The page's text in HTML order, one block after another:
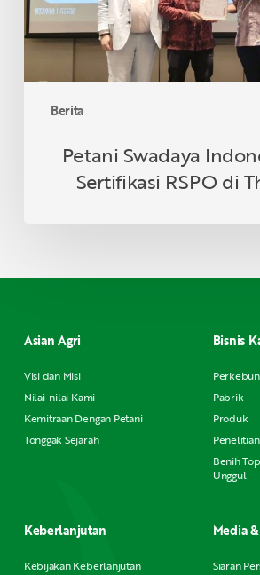
Berita
Thailand
Petani Swadaya
Sertifikasi RSPO di
Asian Agri
Visi dan Misi
Nilai-nilai Kami
Kemitraan Dengan Petani
Tonggak Sejarah
Bisnis
Pabrik
Produk
Benih
Unggul
Keberlanjutan
Kebijakan Keberlanjutan
Media
Siaran